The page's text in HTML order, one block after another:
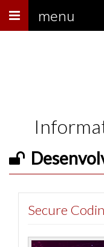
Menu menu
Secure